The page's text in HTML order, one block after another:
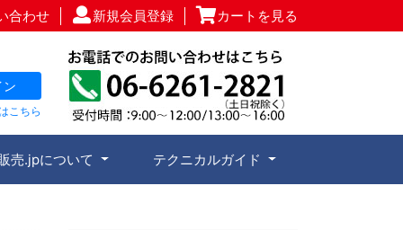
合わせ 新規会員登録 カートを見る
ン
こちら
売.jpについて テクニカルガイド